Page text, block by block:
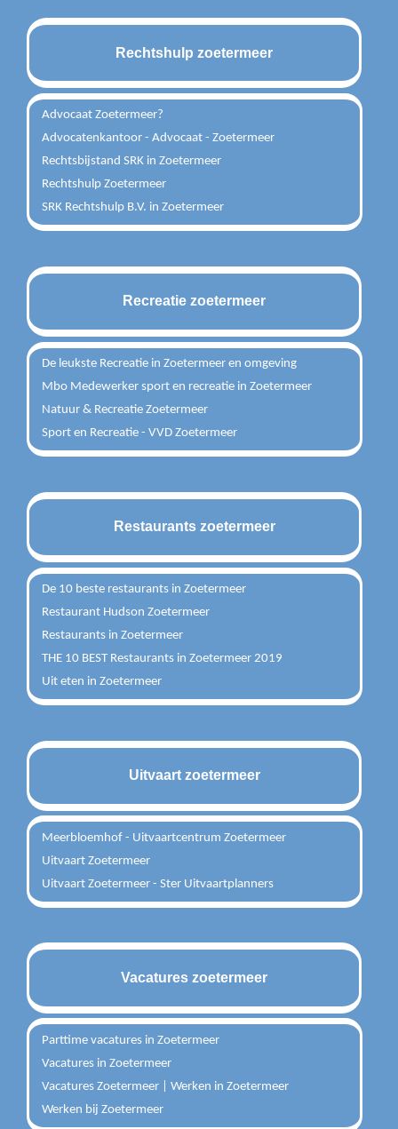
Rechtshulp zoetermeer
Advocaat Zoetermeer?
Advocatenkantoor - Advocaat - Zoetermeer
Rechtsbijstand SRK in Zoetermeer
Rechtshulp Zoetermeer
SRK Rechtshulp B.V. in Zoetermeer
Recreatie zoetermeer
De leukste Recreatie in Zoetermeer en omgeving
Mbo Medewerker sport en recreatie in Zoetermeer
Natuur & Recreatie Zoetermeer
Sport en Recreatie - VVD Zoetermeer
Restaurants zoetermeer
De 10 beste restaurants in Zoetermeer
Restaurant Hudson Zoetermeer
Restaurants in Zoetermeer
THE 10 BEST Restaurants in Zoetermeer 2019
Uit eten in Zoetermeer
Uitvaart zoetermeer
Meerbloemhof - Uitvaartcentrum Zoetermeer
Uitvaart Zoetermeer
Uitvaart Zoetermeer - Ster Uitvaartplanners
Vacatures zoetermeer
Parttime vacatures in Zoetermeer
Vacatures in Zoetermeer
Vacatures Zoetermeer | Werken in Zoetermeer
Werken bij Zoetermeer